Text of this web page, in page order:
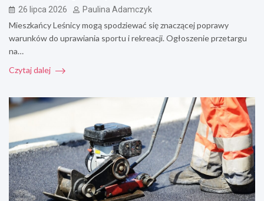
26 lipca 2026 Paulina Adamczyk
Mieszkańcy Leśnicy mogą spodziewać się znaczącej poprawy
warunków do uprawiania sportu i rekreacji. Ogłoszenie przetargu
na…
Czytaj dalej